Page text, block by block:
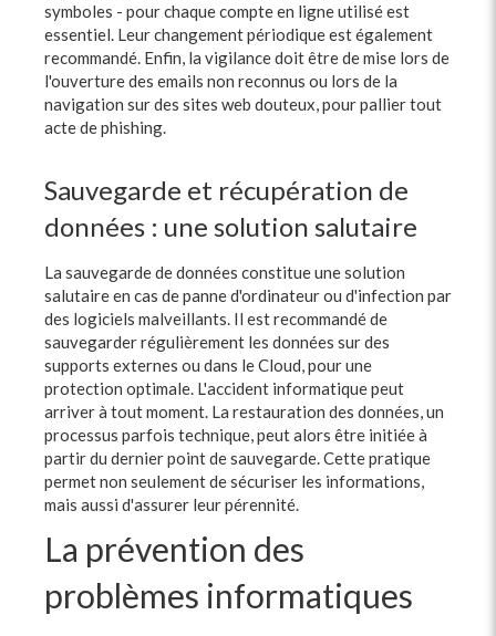
symboles - pour chaque compte en ligne utilisé est
essentiel. Leur changement périodique est également
recommandé. Enfin, la vigilance doit être de mise lors de
l'ouverture des emails non reconnus ou lors de la
navigation sur des sites web douteux, pour pallier tout
acte de phishing.
Sauvegarde et récupération de
données : une solution salutaire
La sauvegarde de données constitue une solution
salutaire en cas de panne d'ordinateur ou d'infection par
des logiciels malveillants. Il est recommandé de
sauvegarder régulièrement les données sur des
supports externes ou dans le Cloud, pour une
protection optimale. L'accident informatique peut
arriver à tout moment. La restauration des données, un
processus parfois technique, peut alors être initiée à
partir du dernier point de sauvegarde. Cette pratique
permet non seulement de sécuriser les informations,
mais aussi d'assurer leur pérennité.
La prévention des
problèmes informatiques